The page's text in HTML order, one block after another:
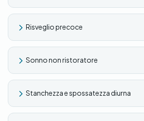
Risveglio precoce
Sonno non ristoratore
Stanchezza e spossatezza diurna